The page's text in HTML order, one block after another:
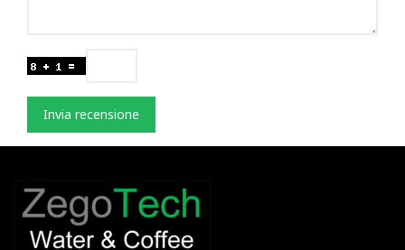
Invia recensione